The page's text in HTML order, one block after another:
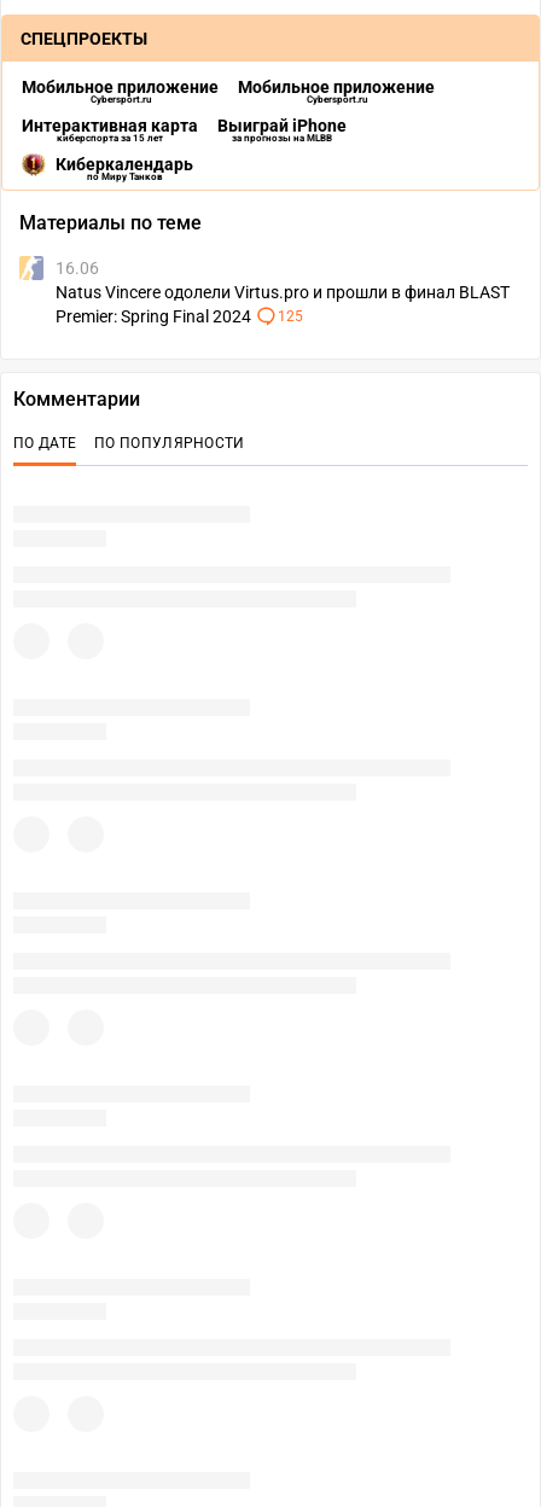
СПЕЦПРОЕКТЫ
Мобильное приложение
Cybersport.ru
Мобильное приложение
Cybersport.ru
Интерактивная карта
киберспорта за 15 лет
Выиграй iPhone
за прогнозы на MLBB
Киберкалендарь
по Миру Танков
Материалы по теме
16.06
Natus Vincere одолели Virtus.pro и прошли в финал BLAST
Premier: Spring Final 2024
125
Комментарии
ПО ДАТЕ ПО ПОПУЛЯРНОСТИ